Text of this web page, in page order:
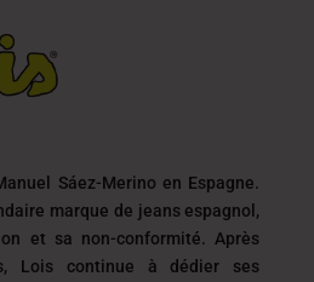
Sáez-Merino en Espagne.
marque de jeans espagnol,
et sa non-conformité. Après
Lois continue à dédier ses